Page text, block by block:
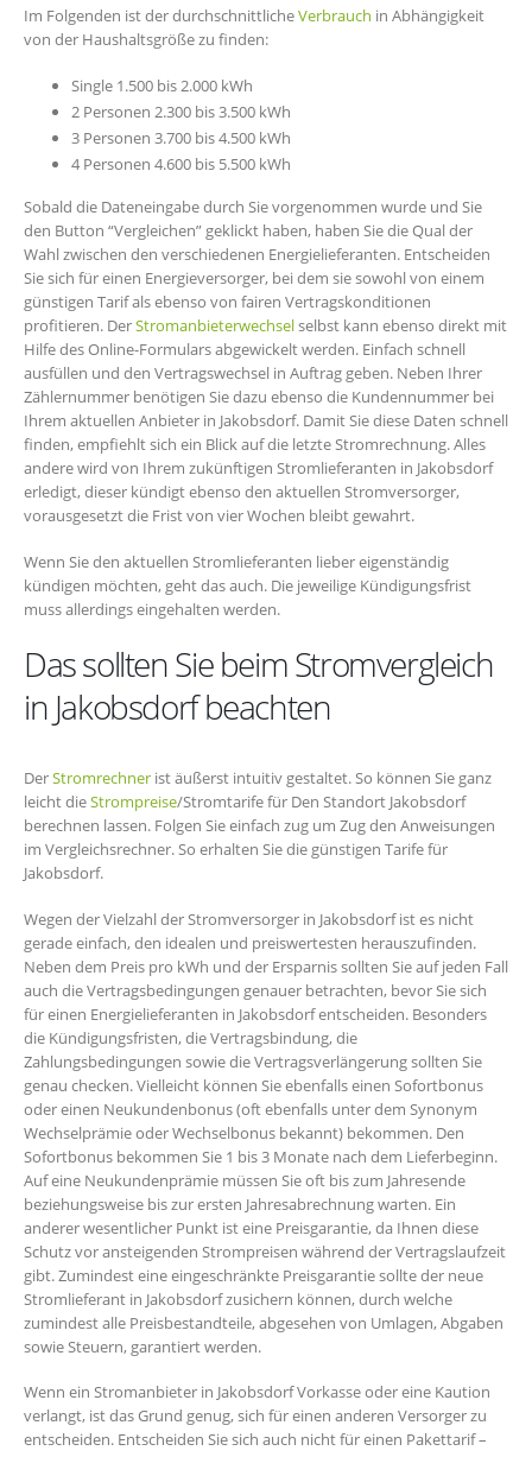
Im Folgenden ist der durchschnittlicheVerbrauch in Abhängigkeit
von der Haushaltsgröße zu finden:
Single 1.500 bis 2.000 kWh
2 Personen 2.300 bis 3.500 kWh
3 Personen 3.700 bis 4.500 kWh
4 Personen 4.600 bis 5.500 kWh
Sobald die Dateneingabe durch Sie vorgenommen wurde und Sie
den Button “Vergleichen” geklickt haben, haben Sie die Qual der
Wahl zwischen den verschiedenen Energielieferanten. Entscheiden
Sie sich für einen Energieversorger, bei dem sie sowohl von einem
günstigen Tarif als ebenso von fairen Vertragskonditionen
profitieren. DerStromanbieterwechselselbst kann ebenso direkt mit
Hilfe des Online-Formulars abgewickelt werden. Einfach schnell
ausfüllen und den Vertragswechsel in Auftrag geben. Neben Ihrer
Zählernummer benötigen Sie dazu ebenso die Kundennummer bei
Ihrem aktuellen Anbieter in Jakobsdorf. Damit Sie diese Daten schnell
finden, empfiehlt sich ein Blick auf die letzte Stromrechnung. Alles
andere wird von Ihrem zukünftigen Stromlieferanten in Jakobsdorf
erledigt, dieser kündigt ebenso den aktuellen Stromversorger,
vorausgesetzt die Frist von vier Wochen bleibt gewahrt.
Wenn Sie den aktuellen Stromlieferanten lieber eigenständig
kündigen möchten, geht das auch. Die jeweilige Kündigungsfrist
muss allerdings eingehalten werden.
Das sollten Sie beim Stromvergleich
in Jakobsdorf beachten
DerStromrechner ist äußerst intuitiv gestaltet. So können Sie ganz
leicht dieStrompreise/Stromtarife für Den Standort Jakobsdorf
berechnen lassen. Folgen Sie einfach zug um Zug den Anweisungen
im Vergleichsrechner. So erhalten Sie die günstigen Tarife für
Jakobsdorf.
Wegen der Vielzahl der Stromversorger in Jakobsdorf ist es nicht
gerade einfach, den idealen und preiswertesten herauszufinden.
Neben dem Preis pro kWh und der Ersparnis sollten Sie auf jeden Fall
auch die Vertragsbedingungen genauer betrachten, bevor Sie sich
für einen Energielieferanten in Jakobsdorf entscheiden. Besonders
die Kündigungsfristen, die Vertragsbindung, die
Zahlungsbedingungen sowie die Vertragsverlängerung sollten Sie
genau checken. Vielleicht können Sie ebenfalls einen Sofortbonus
oder einen Neukundenbonus (oft ebenfalls unter dem Synonym
Wechselprämie oder Wechselbonus bekannt) bekommen. Den
Sofortbonus bekommen Sie 1 bis 3 Monate nach dem Lieferbeginn.
Auf eine Neukundenprämie müssen Sie oft bis zum Jahresende
beziehungsweise bis zur ersten Jahresabrechnung warten. Ein
anderer wesentlicher Punkt ist eine Preisgarantie, da Ihnen diese
Schutz vor ansteigenden Strompreisen während der Vertragslaufzeit
gibt. Zumindest eine eingeschränkte Preisgarantie sollte der neue
Stromlieferant in Jakobsdorf zusichern können, durch welche
zumindest alle Preisbestandteile, abgesehen von Umlagen, Abgaben
sowie Steuern, garantiert werden.
Wenn ein Stromanbieter in Jakobsdorf Vorkasse oder eine Kaution
verlangt, ist das Grund genug, sich für einen anderen Versorger zu
entscheiden. Entscheiden Sie sich auch nicht für einen Pakettarif –